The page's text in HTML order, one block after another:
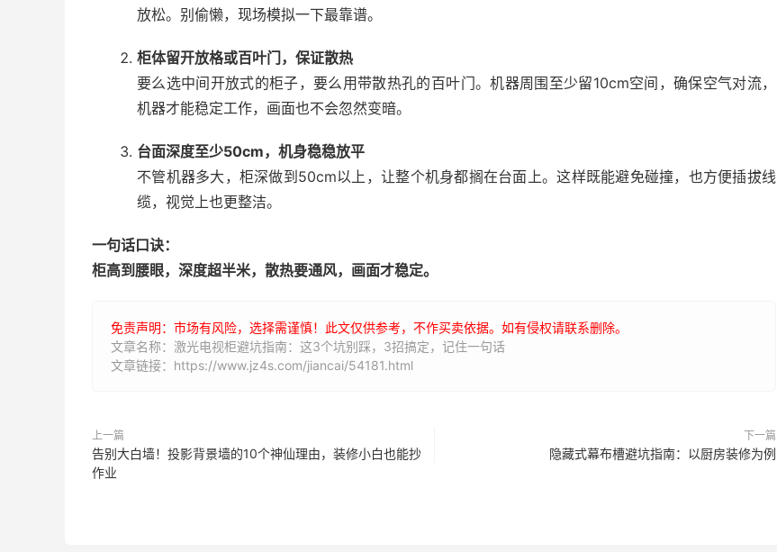
放松。别偷懒，现场模拟一下最靠谱。
柜体留开放格或百叶门，保证散热
要么选中间开放式的柜子，要么用带散热孔的百叶门。机器周围至少留10cm空间，确保空气对流，
机器才能稳定工作，画面也不会忽然变暗。
台面深度至少50cm，机身稳稳放平
不管机器多大，柜深做到50cm以上，让整个机身都搁在台面上。这样既能避免碰撞，也方便插拔线
缆，视觉上也更整洁。
一句话口诀：
柜高到腰眼，深度超半米，散热要通风，画面才稳定。
免责声明：市场有风险，选择需谨慎！此文仅供参考，不作买卖依据。如有侵权请联系删除。
文章名称：激光电视柜避坑指南：这3个坑别踩，3招搞定，记住一句话
文章链接：https://www.jz4s.com/jiancai/54181.html
上一篇
告别大白墙！投影背景墙的10个神仙理由，装修小白也能抄
作业
下一篇
隐藏式幕布槽避坑指南：以厨房装修为例